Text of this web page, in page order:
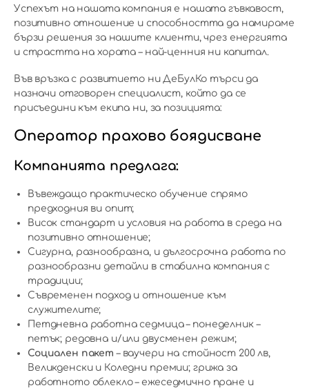
Успехът на нашата компания е нашата гъвкавост,
позитивно отношение и способността да намираме
бързи решения за нашите клиенти, чрез енергията
и страстта на хората – най-ценния ни капитал.
Във връзка с развитието ни ДеБулКо търси да
назначи отговорен специалист, който да се
присъедини към екипа ни, за позицията:
Оператор прахово боядисване
Компанията предлага:
Въвеждащо практическо обучение спрямо
предходния ви опит;
Висок стандарт и условия на работа в среда на
позитивно отношение;
Сигурна, разнообразна, и дългосрочна работа по
разнообразни детайли в стабилна компания с
традиции;
Съвременен подход и отношение към
служителите;
Петдневна работна седмица – понеделник –
петък; редовна и/или двусменен режим;
Социален пакет– ваучери на стойност 200 лв,
Великденски и Коледни премии; грижа за
работното облекло – ежеседмично пране и